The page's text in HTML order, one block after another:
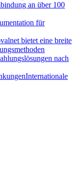
an über 100
für
bietet eine breite
nach
Internationale